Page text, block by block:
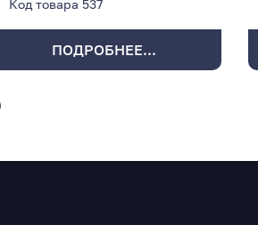
Код товара 537
ПОДРОБНЕЕ...